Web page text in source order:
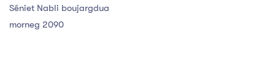
Séniet Nabli boujargdua
morneg 2090